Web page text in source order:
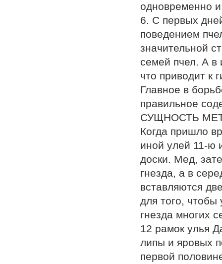
одновременно
6. С первых
поведением
значительной
семей пчел. А в
что приводит к
Главное в
правильное
СУЩНОСТЬ
Когда пришло
иной улей 11-ю
доски. Мед,
гнезда, а в
вставляются
для того, чтобы
гнезда многих
12 рамок улья
липы и яровых
первой